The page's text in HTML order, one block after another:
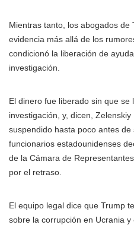
Mientras tanto, los abogados de
evidencia más allá de los
condicionó la liberación de
investigación.
El dinero fue liberado sin que se
investigación, y, dicen,
suspendido hasta poco antes
funcionarios estadounidenses
de la Cámara de
por el retraso.
El equipo legal dice que Trump
sobre la corrupción en Ucrania